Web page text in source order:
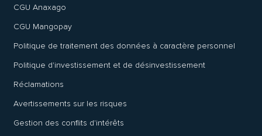
CGU Anaxago
CGU Mangopay
Politique de traitement des données à caractère personnel
Politique d'investissement et de désinvestissement
Réclamations
Avertissements sur les risques
Gestion des conflits d'intérêts